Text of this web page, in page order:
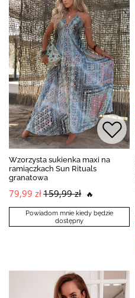
Wzorzysta sukienka maxi na
ramiączkach Sun Rituals
granatowa
79,99 zł159,99 zł 🔥
Powiadom mnie kiedy będzie
dostępny